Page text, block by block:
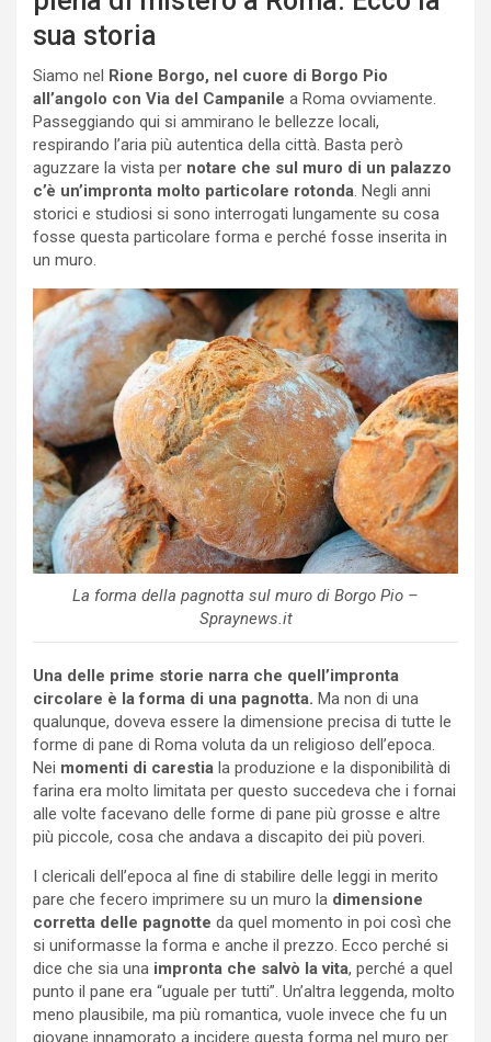
sua storia
Siamo nel
Rione Borgo, nel cuore di Borgo Pio
all’angolo con Via del Campanile a Roma ovviamente.
Passeggiando qui si ammirano le bellezze locali,
respirando l’aria più autentica della città. Basta però
aguzzare la vista per notare che sul muro di un palazzo
c’è un’impronta molto particolare rotonda. Negli anni
storici e studiosi si sono interrogati lungamente su cosa
fosse questa particolare forma e perché fosse inserita in
un muro.
La forma della pagnotta sul muro di Borgo Pio –
Spraynews.it
Una delle prime storie narra che quell’impronta
circolare è la forma di una pagnotta. Ma non di una
qualunque, doveva essere la dimensione precisa di tutte le
forme di pane di Roma voluta da un religioso dell’epoca.
Nei momenti di carestia la produzione e la disponibilità di
farina era molto limitata per questo succedeva che i fornai
alle volte facevano delle forme di pane più grosse e altre
più piccole, cosa che andava a discapito dei più poveri.
I clericali dell’epoca al fine di stabilire delle leggi in merito
pare che fecero imprimere su un muro la dimensione
corretta delle pagnotte da quel momento in poi così che
si uniformasse la forma e anche il prezzo. Ecco perché si
dice che sia una impronta che salvò la vita, perché a quel
punto il pane era “uguale per tutti”. Un’altra leggenda, molto
meno plausibile, ma più romantica, vuole invece che fu un
giovane innamorato a incidere questa forma nel muro per